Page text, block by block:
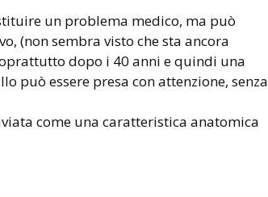
un problema medico, ma può
(non sembra visto che sta ancora
dopo i 40 anni e quindi una
può essere presa con attenzione, senza
come una caratteristica anatomica